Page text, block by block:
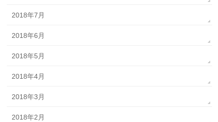
2018年7月
2018年6月
2018年5月
2018年4月
2018年3月
2018年2月